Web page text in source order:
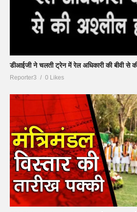
डीआईजी ने चलती ट्रेन में रेल अधिकारी की बीवी से
Reporter3 0 Likes